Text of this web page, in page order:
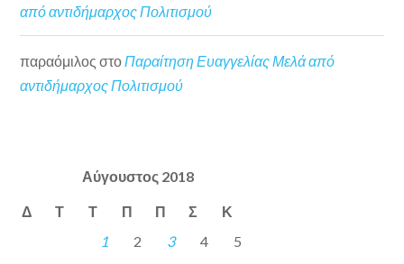
από αντιδήμαρχος Πολιτισμού
παραόμιλος στοΠαραίτηση Ευαγγελίας Μελά από
αντιδήμαρχος Πολιτισμού
Αύγουστος 2018
Δ Τ Τ Π Π Σ Κ
1 2 3 4
5